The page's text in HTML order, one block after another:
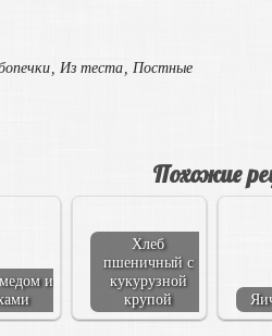
,Из теста,Постные
Похожие
и
Хлеб
пшеничный с
кукурузной
крупой